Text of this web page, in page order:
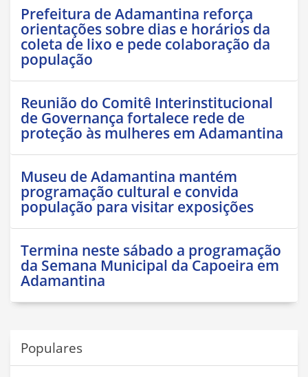
Prefeitura de Adamantina reforça
orientações sobre dias e horários da
coleta de lixo e pede colaboração da
população
Reunião do Comitê Interinstitucional
de Governança fortalece rede de
proteção às mulheres em Adamantina
Museu de Adamantina mantém
programação cultural e convida
população para visitar exposições
Termina neste sábado a programação
da Semana Municipal da Capoeira em
Adamantina
Populares